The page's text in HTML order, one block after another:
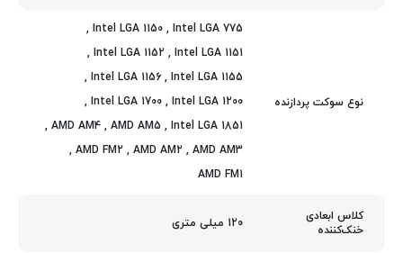
نوع سوکت پردازنده
Intel LGA 775
,
Intel LGA 1150
,
Intel LGA 1151
,
Intel LGA 1152
,
Intel LGA 1155
,
Intel LGA 1156
,
Intel LGA 1200
,
Intel LGA 1700
,
Intel LGA 1851
,
AMD AM5
,
AMD AM4
,
AMD AM3
,
AMD AM2
,
AMD FM2
,
AMD FM1
کلاس ابعادی
خنک‌کننده
120 میلی متری